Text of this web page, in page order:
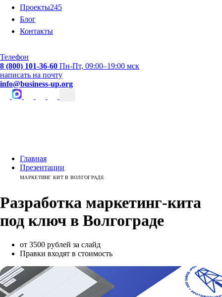
Проекты245
Блог
Контакты
Телефон
8 (800) 101-36-60 Пн-Пт, 09:00–19:00 мск
написать на почту
info@business-up.org
Главная
Презентации
МАРКЕТИНГ КИТ В ВОЛГОГРАДЕ
Разработка маркетинг-кита
под ключ в Волгограде
от 3500 рублей за слайд
Правки входят в стоимость